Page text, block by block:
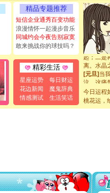
精品专题推荐
短信企业通秀百变功能
浪漫情怀一起漫步音乐
同城约会今夜告别寂寞
敢来挑战你的球技吗？
精彩生活
星座运势
每日财运
花边新闻
魔鬼辞典
情感测试
生活笑话
[圣诞节]
如意,快
[元旦]看
断电。爱
你是我专
[元旦]如
起；二是
离。水晶
[元旦]当
泣，这痛
卖了。
[春节]风
颜！冬去
[圣诞节]
能正大光
都要快乐
今日运程
桃花运，